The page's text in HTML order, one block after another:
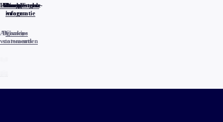
Home
Actueel
Uitzendingen
Reacties
Programma-
informatie
Veelgestelde
vragen
Algemene
voorwaarden
Privacy
statements
Cookies